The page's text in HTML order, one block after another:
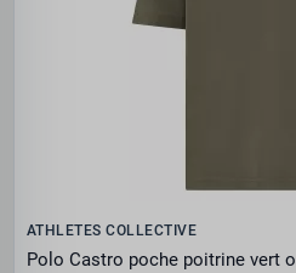
ATHLETES COLLECTIVE
Polo Castro poche poitrine vert